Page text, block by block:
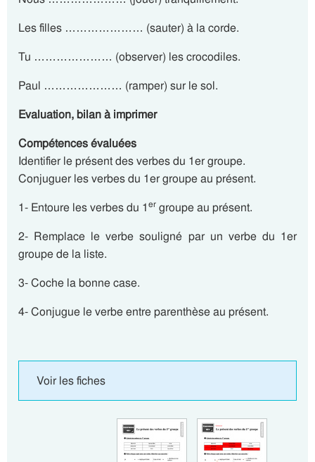
Les filles ………………… (sauter) à la corde.
Tu ………………… (observer) les crocodiles.
Paul ………………… (ramper) sur le sol.
Evaluation, bilan à imprimer
Compétences évaluées
Identifier le présent des verbes du 1er groupe.
Conjuguer les verbes du 1er groupe au présent.
1- Entoure les verbes du 1er groupe au présent.
2- Remplace le verbe souligné par un verbe du 1er
groupe de la liste.
3- Coche la bonne case.
4- Conjugue le verbe entre parenthèse au présent.
Voir les fiches